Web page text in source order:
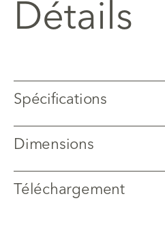
Détails
Spécifications
Dimensions
Téléchargement